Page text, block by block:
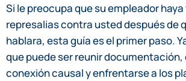
Si le preocupa que su empleador
represalias contra usted después de
hablara, esta guía es el primer paso.
que puede ser reunir
conexión causal y enfrentarse a los